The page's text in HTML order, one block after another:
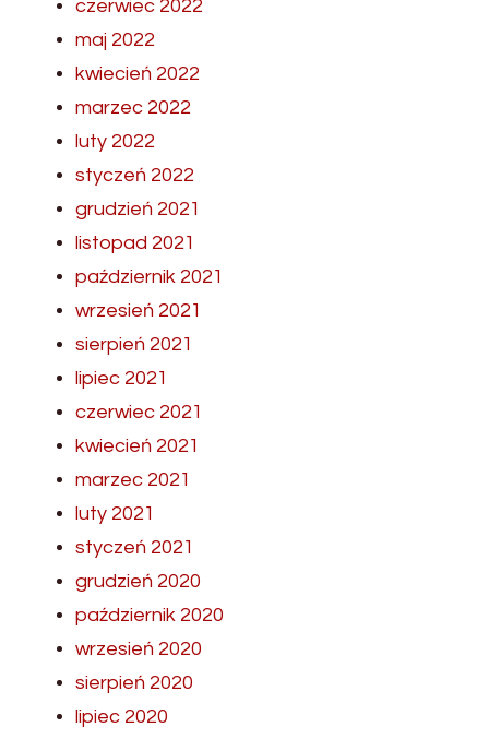
czerwiec 2022
maj 2022
kwiecień 2022
marzec 2022
luty 2022
styczeń 2022
grudzień 2021
listopad 2021
październik 2021
wrzesień 2021
sierpień 2021
lipiec 2021
czerwiec 2021
kwiecień 2021
marzec 2021
luty 2021
styczeń 2021
grudzień 2020
październik 2020
wrzesień 2020
sierpień 2020
lipiec 2020